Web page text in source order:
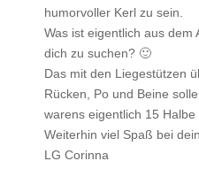
humorvoller Kerl zu sein.
Was ist eigentlich aus
dich zu suchen? 🙂
Das mit den Liegestützen
Rücken, Po und Beine
warens eigentlich 15
Weiterhin viel Spaß bei
LG Corinna